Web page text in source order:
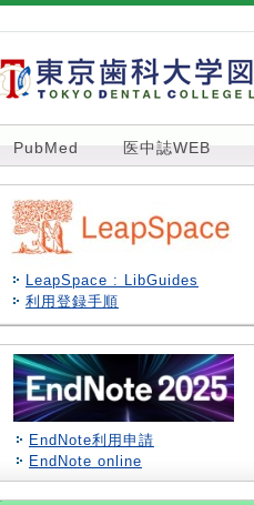
PubMed 医中誌WEB
LeapSpace : LibGuides
利用登録手順
EndNote利用申請
EndNote online